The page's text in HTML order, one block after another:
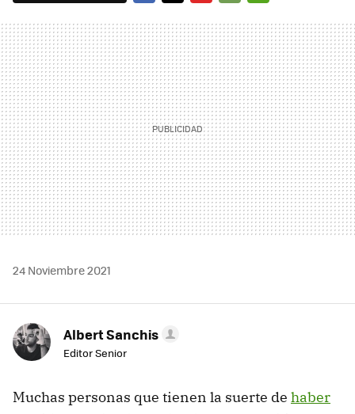
MAIL
24 Noviembre 2021
Albert Sanchis
Editor Senior
Muchas personas que tienen la suerte de haber